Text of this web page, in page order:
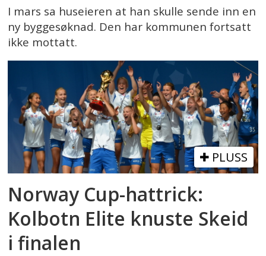
I mars sa huseieren at han skulle sende inn en
ny byggesøknad. Den har kommunen fortsatt
ikke mottatt.
PLUSS
Norway Cup-hattrick:
Kolbotn Elite knuste Skeid
i finalen